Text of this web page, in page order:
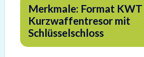
Merkmale: Format
Kurzwaffentresor mit
Schlüsselschloss